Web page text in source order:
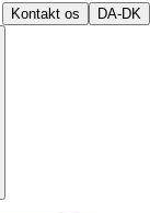
Kontakt os DA-DK